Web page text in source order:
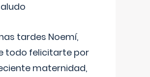
tardes Noemí,
todo felicitarte por
maternidad,